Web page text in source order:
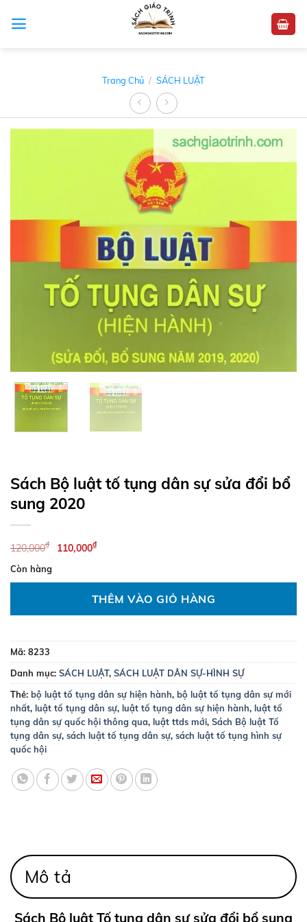
Trang Chủ / SÁCH LUẬT
Sách Bộ luật tố tụng dân sự sửa đổi bổ
sung 2020
120,000₫
Giá
là:
120,000₫.
110,000₫Giá
tại
là:
110,000₫.
Còn hàng
THÊM VÀO GIỎ HÀNG
Mã: 8233
Danh mục: SÁCH LUẬT, SÁCH LUẬT DÂN SỰ-HÌNH SỰ
Thẻ: bộ luật tố tụng dân sự hiện hành, bộ luật tố tụng dân sự mới
nhất, luật tố tụng dân sự, luật tố tụng dân sự hiện hành, luật tố
tụng dân sự quốc hội thông qua, luật ttds mới, Sách Bộ luật Tố
tụng dân sự, sách luật tố tụng dân sự, sách luật tố tụng hình sự
quốc hội
Mô tả
Sách Bộ luật Tố tụng dân sự sửa đổi bổ sung